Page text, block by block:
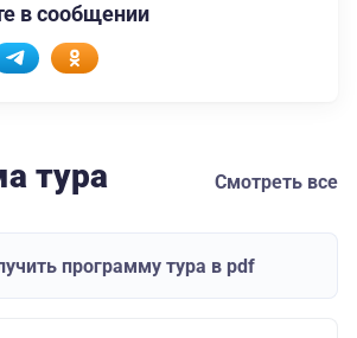
в сообщении
тура Смотреть все
программу тура в pdf